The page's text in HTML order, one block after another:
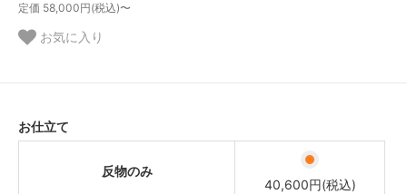
定価 58,000円(税込)〜
お気に入り
お仕立て
反物のみ
40,600円(税込)